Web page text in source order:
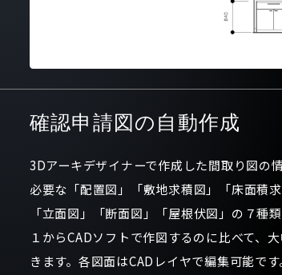
確認申請図の自動作成
3Dアーキデザイナーで作成した間取り図の
必要な「配置図」「敷地求積図」「床面積求
「立面図」「断面図」「屋根伏図」の７種
１からCADソフトで作図するのに比べて、
きます。各図面はCADレイヤで編集可能です